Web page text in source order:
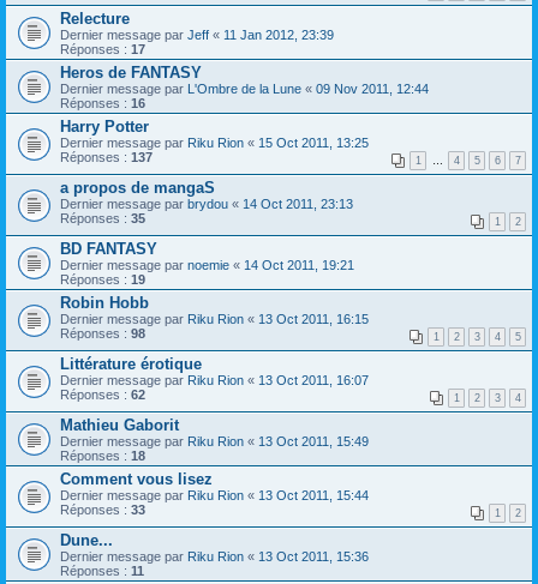
Relecture
Dernier message par Jeff « 11 Jan 2012, 23:39
Réponses : 17
Heros de FANTASY
Dernier message par L'Ombre de la Lune « 09 Nov 2011, 12:44
Réponses : 16
Harry Potter
Dernier message par Riku Rion « 15 Oct 2011, 13:25
Réponses : 137 1 … 4 5 6 7
a propos de mangaS
Dernier message par brydou « 14 Oct 2011, 23:13
Réponses : 35 1 2
BD FANTASY
Dernier message par noemie « 14 Oct 2011, 19:21
Réponses : 19
Robin Hobb
Dernier message par Riku Rion « 13 Oct 2011, 16:15
Réponses : 98 1 2 3 4 5
Littérature érotique
Dernier message par Riku Rion « 13 Oct 2011, 16:07
Réponses : 62 1 2 3 4
Mathieu Gaborit
Dernier message par Riku Rion « 13 Oct 2011, 15:49
Réponses : 18
Comment vous lisez
Dernier message par Riku Rion « 13 Oct 2011, 15:44
Réponses : 33 1 2
Dune...
Dernier message par Riku Rion « 13 Oct 2011, 15:36
Réponses : 11